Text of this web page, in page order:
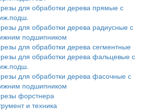
для обработки дерева прямые с
для обработки дерева радиусные с
подшипником
для обработки дерева сегментные
для обработки дерева фальцевые с
для обработки дерева фасочные с
подшипником
форстнера
и техника